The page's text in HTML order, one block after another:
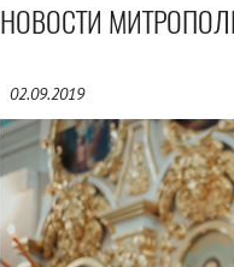
НОВОСТИ
02.09.2019